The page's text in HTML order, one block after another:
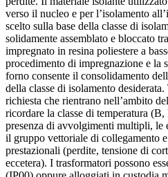
verso il nucleo e per l’isolamento
scelto sulla base della classe di
solidamente assemblato e bloccato
impregnato in resina poliestere a
procedimento di impregnazione e la
forno consente il consolidamento
della classe di isolamento
richiesta che rientrano nell’ambito
ricordare la classe di temperatura
presenza di avvolgimenti multipli, le
il gruppo vettoriale di collegamento
prestazionali (perdite, tensione di
eccetera). I trasformatori possono